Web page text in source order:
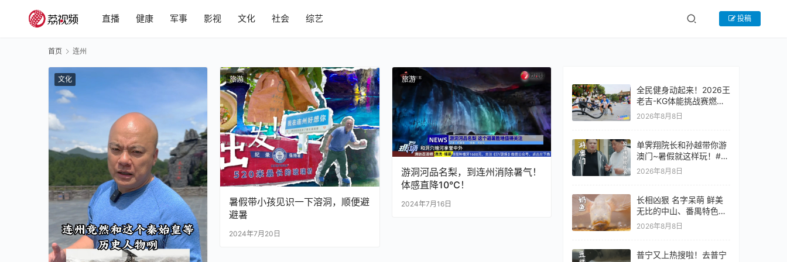
直播 健康 军事 影视 文化 社会 综艺 投稿
首页 连州
文化 旅游
暑假带小孩见识一下溶洞，顺便避
避暑
2024年7月20日
旅游
游洞河品名梨，到连州消除暑气！
体感直降10℃！
2024年7月16日
全民健身动起来！2026王
老吉-KG体能挑战赛燃爆
顺峰山
2026年8月8日
单霁翔院长和孙越带你游
澳门~暑假就这样玩！#老
广的味道 #故宫 #澳门旅
2026年8月8日
长相凶狠 名字呆萌 鲜美
无比的中山、番禺特色~#
老广的味道 #纪录片 #家
2026年8月8日
普宁又上热搜啦！去普宁